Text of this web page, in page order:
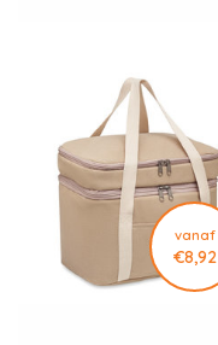
vanaf
€8,92